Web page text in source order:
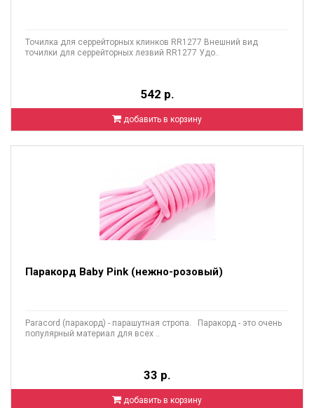
Точилка для серрейторных клинков RR1277 Внешний вид
точилки для серрейторных лезвий RR1277 Удо..
542 р.
добавить в корзину
Паракорд Baby Pink (нежно-розовый)
Paracord (паракорд) - парашутная стропа. Паракорд - это очень
популярный материал для всех ..
33 р.
добавить в корзину